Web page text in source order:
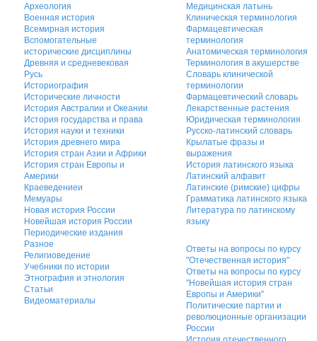
Археология
Военная история
Всемирная история
Вспомогательные
исторические дисциплины
Древняя и средневековая
Русь
Историография
Исторические личности
История Австралии и Океании
История государства и права
История науки и техники
История древнего мира
История стран Азии и Африки
История стран Европы и
Америки
Краеведениеи
Мемуары
Новая история России
Новейшая история России
Периодические издания
Разное
Религиоведение
Учебники по истории
Этнография и этнология
Статьи
Видеоматериалы
Медицинская латынь
Клиническая терминология
Фармацевтическая
терминология
Анатомическая терминология
Терминология в акушерстве
Словарь клинической
терминологии
Фармацевтический словарь
Лекарственные растения
Юридическая терминология
Русско-латинский словарь
Крылатые фразы и
выражения
История латинского языка
Латинский алфавит
Латинские (римские) цифры
Грамматика латинского языка
Литература по латинскому
языку
Ответы на вопросы по курсу
"Отечественная история"
Ответы на вопросы по курсу
"Новейшая история стран
Европы и Америки"
Политические партии и
революционные организации
России